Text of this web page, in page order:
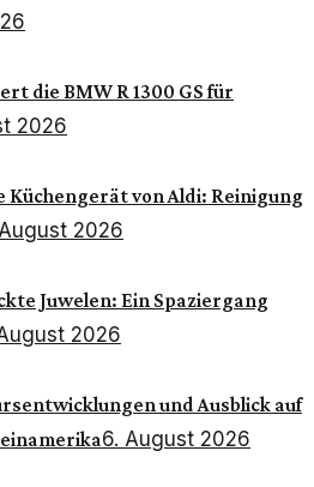
die BMW R 1300 GS für
2026
Küchengerät von Aldi: Reinigung
2026
Juwelen: Ein Spaziergang
2026
und Ausblick auf
6. August 2026